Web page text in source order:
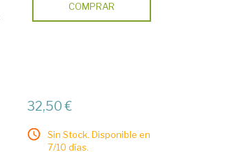
COMPRAR
32,50 €
Sin Stock. Disponible en
7/10 días.